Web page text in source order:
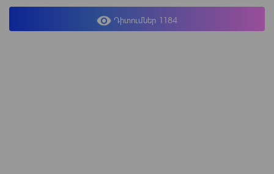
Դիտումներ 1184